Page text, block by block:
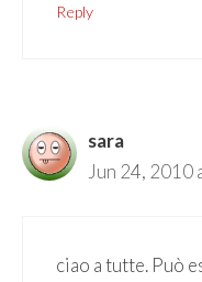
Reply
sara
Jun 24, 2010
ciao a tutte. Può